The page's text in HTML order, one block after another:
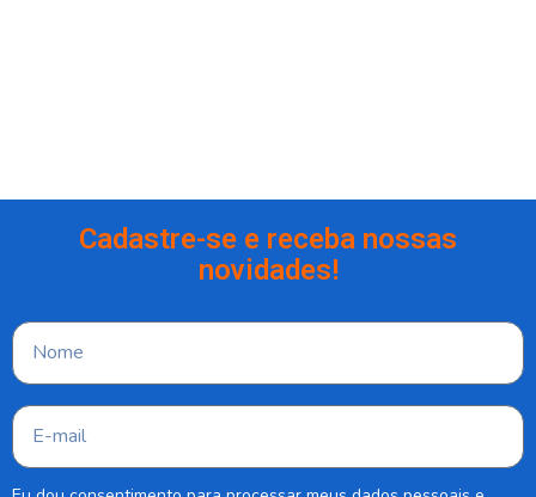
Cadastre-se e receba nossas
novidades!